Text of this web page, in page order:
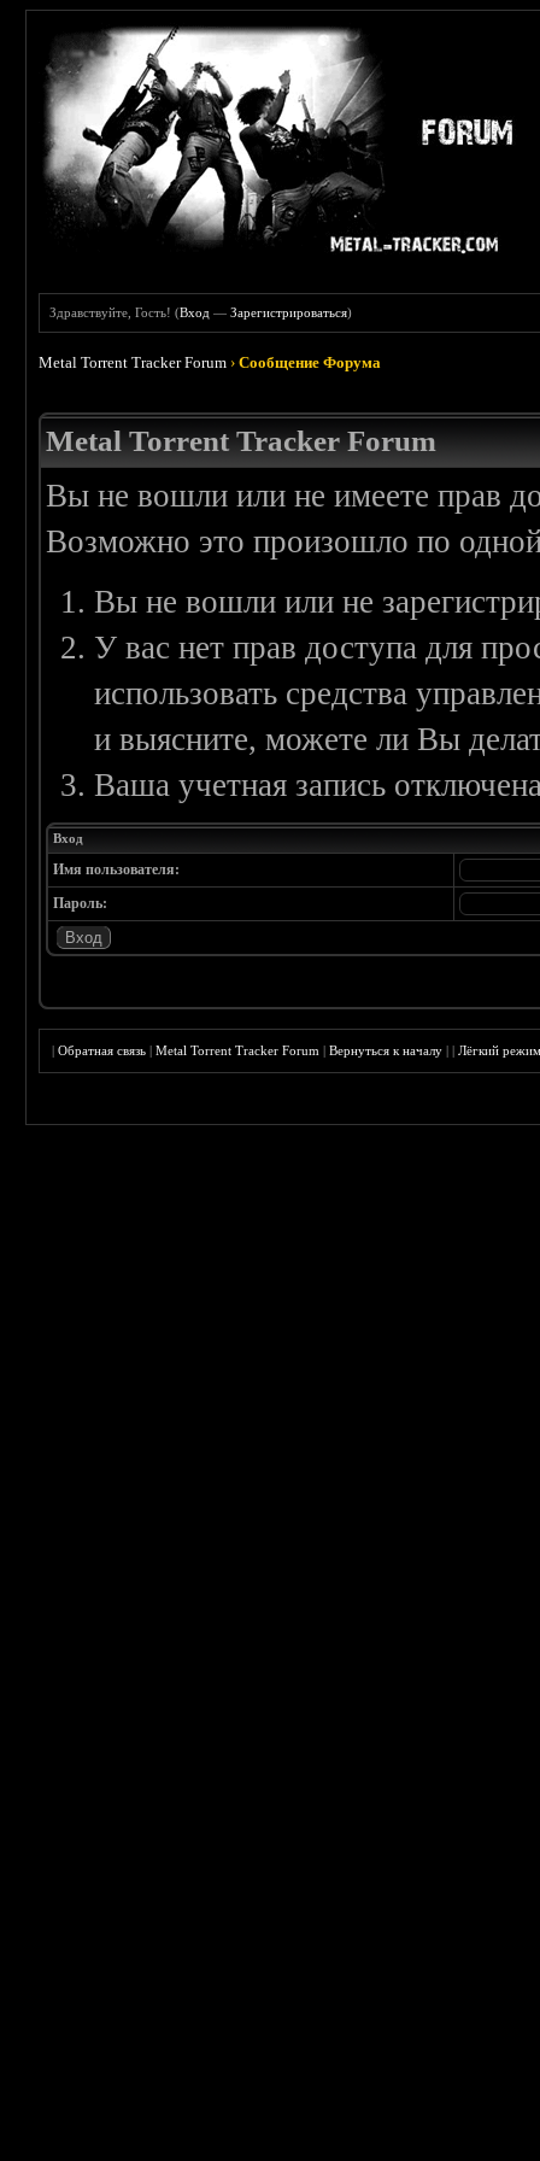
Здравствуйте, Гость! (Вход —Зарегистрироваться)
Metal Torrent Tracker Forum ›Сообщение Форума
Metal Torrent Tracker Forum
Вы не вошли или не имеете прав
Возможно это произошло по
Вы не вошли или не
У вас нет прав доступа для
использовать средства
и выясните, можете ли Вы
Ваша учетная запись
Вход
Имя пользователя:
Пароль:
|Обратная связь |Metal Torrent Tracker Forum |Вернуться к началу ||Лёгкий